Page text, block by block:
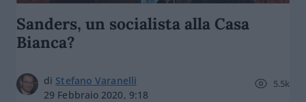
Sanders, un socialista alla Casa
Bianca?
di Stefano Varanelli
29 Febbraio 2020, 9:18
5.5k